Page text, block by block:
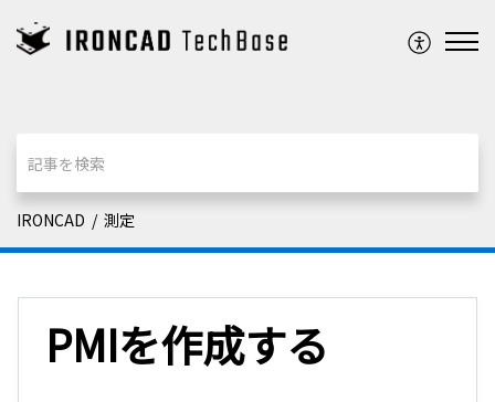
IRONCAD 測定
PMIを作成する